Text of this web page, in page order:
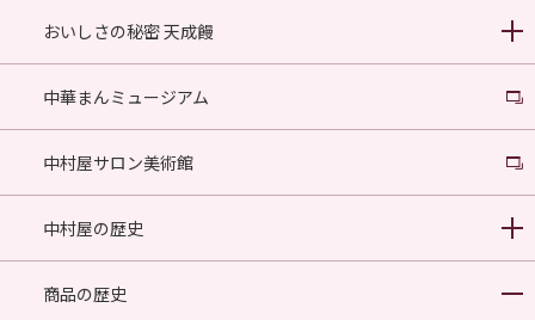
おいしさの秘密 天成饅
中華まんミュージアム
中村屋サロン美術館
中村屋の歴史
商品の歴史